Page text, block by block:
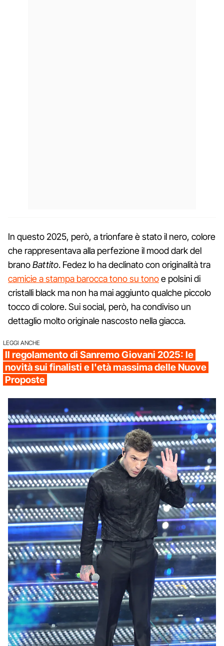
In questo 2025, però, a trionfare è stato il nero, colore
che rappresentava alla perfezione il mood dark del
branoBattito. Fedez lo ha declinato con originalità tra
camicie a stampa barocca tono su tonoe polsini di
cristalli black ma non ha mai aggiunto qualche piccolo
tocco di colore. Sui social, però, ha condiviso un
dettaglio molto originale nascosto nella giacca.
LEGGI ANCHE
Il regolamento di Sanremo Giovani 2025: le
novità sui finalisti e l'età massima delle Nuove
Proposte